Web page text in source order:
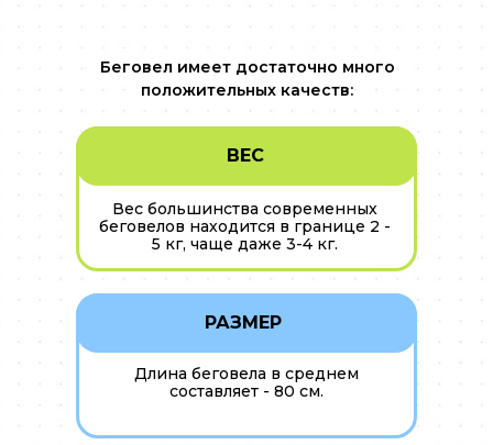
Беговел имеет достаточно много
положительных качеств:
ВЕС
Вес большинства современных
беговелов находится в границе 2 -
5 кг, чаще даже 3-4 кг.
РАЗМЕР
Длина беговела в среднем
составляет - 80 см.